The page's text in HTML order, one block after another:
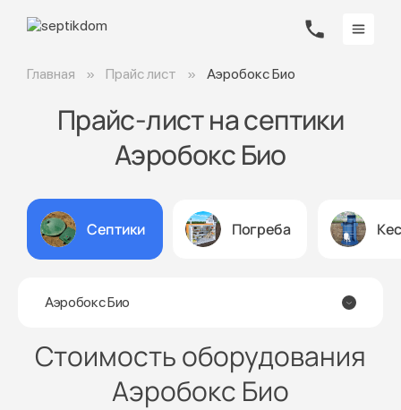
Главная Прайс лист Аэробокс Био
Прайс-лист на септики
Аэробокс Био
Септики Погреба
Аэробокс Био
Стоимость оборудования
Аэробокс Био